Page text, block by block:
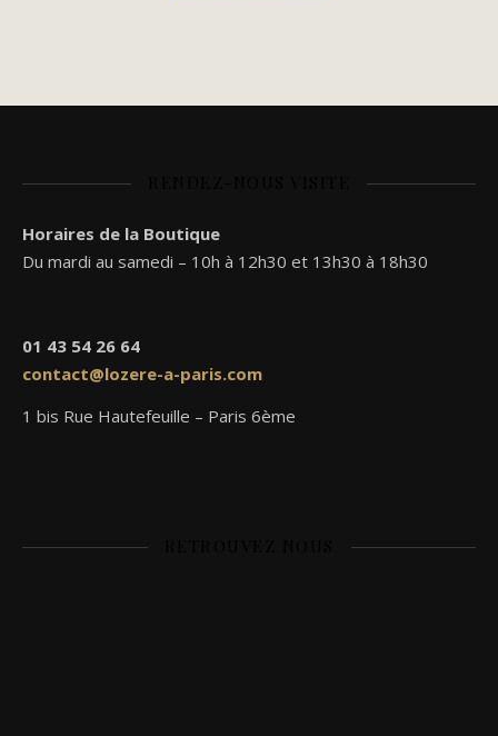
Horaires de la Boutique
Du mardi au samedi – 10h à 12h30 et 13h30 à 18h30
01 43 54 26 64
contact@lozere-a-paris.com
1 bis Rue Hautefeuille – Paris 6ème